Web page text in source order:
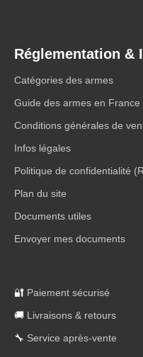
Réglementation &
Catégories des armes
Guide des armes en France
Conditions générales de
Infos légales
Politique de confidentialité
Plan du site
Documents utiles
Envoyer mes documents
🔐 Paiement sécurisé
🚚 Livraisons & retours
🔧 Service après-vente